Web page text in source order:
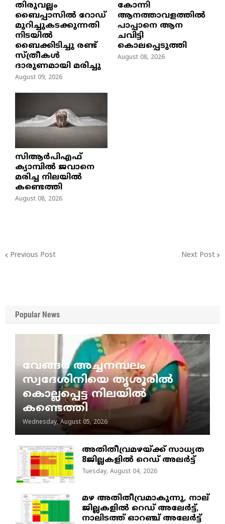
തിരുവല്ലം
ബൈപ്പാസില്‍ റോഡ്
മുറിച്ചുകടക്കുന്നതി
നിടയില്‍
ബൈക്കിടിച്ചു രണ്ട്
സ്ത്രീകള്‍
ദാരുണമായി മരിച്ചു
August 09, 2026
കോന്നി
ആനത്താവളത്തിൽ
പാപ്പാനെ ആന
ചവിട്ടി
കൊലപ്പെടുത്തി
August 08, 2026
സിആർപിഎഫ്
ക്യാമ്പിൽ ജവാനെ
മരിച്ച നിലയിൽ
കണ്ടെത്തി
August 08, 2026
Previous Post Next Post
Popular News
വേങ്ങര അച്ചനമ്പലം
സ്വദേശിനിയെ തൃശൂരിൽ
കൊല്ലപ്പെട്ട നിലയിൽ
കണ്ടെത്തി
Wednesday, August 05, 2026
അതിതീവ്രമഴയ്ക്ക് സാധ്യത
8ജില്ലകളിൽ റെഡ് അലർട്ട്
Tuesday, August 04, 2026
മഴ അതിതീവ്രമാകുന്നു, നാല്
ജില്ലകളില്‍ റെഡ് അലേര്‍ട്ട്‌,
നാലിടത്ത് ഓറഞ്ച് അലേർട്ട്